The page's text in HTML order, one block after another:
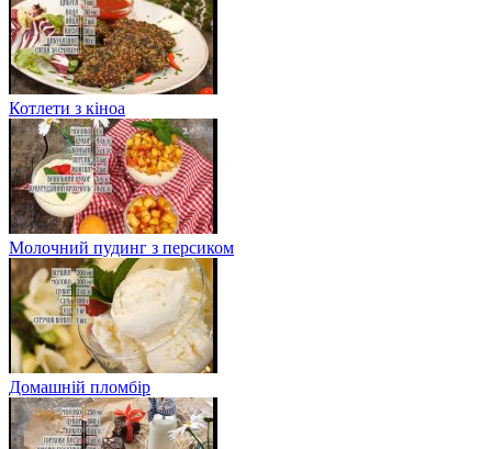
Котлети з кіноа
Молочний пудинг з персиком
Домашній пломбір